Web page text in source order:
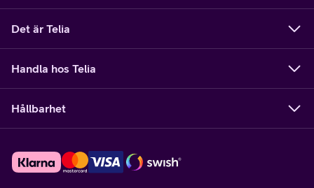
Det är Telia
Handla hos Telia
Hållbarhet